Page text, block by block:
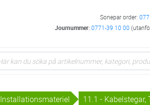
Sonepar order:
Journummer:0771-39 10 00
Installationsmateriel 11.1 - Kabelstegar,